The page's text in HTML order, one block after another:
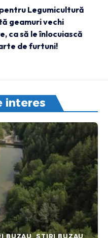
Legumicultură
geamuri vechi
ca să le înlocuiască
de furtuni!
interes
BUZAU STIRI BUZAU